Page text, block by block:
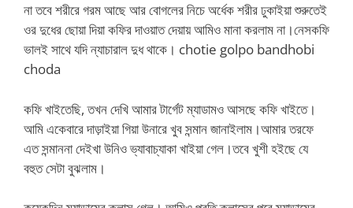
না তবে শরীরে গরম আছে আর বোগলের নিচে অর্ধেক শরীর ঢুকাইয়া শুরুতেই
ওর দুধের ছোয়া দিয়া কফির দাওয়াত দেয়ায় আমিও মানা করলাম না।নেসকফি
ভালই সাথে যদি ন্যাচারাল দুধ থাকে। chotie golpo bandhobi
choda
কফি খাইতেছি, তখন দেখি আমার টার্গেট ম্যাডামও আসছে কফি খাইতে।
আমি একেবারে দাড়াইয়া গিয়া উনারে খুব সন্মান জানাইলাম।আমার তরফে
এত সন্মাননা দেইখা উনিও ভ্যাবাচ্যাকা খাইয়া গেল।তবে খুশী হইছে যে
বহুত সেটা বুঝলাম।